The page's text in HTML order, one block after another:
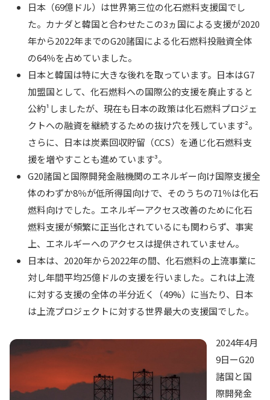
日本（69億ドル）は世界第三位の化石燃料支援国でし
た。カナダと韓国と合わせたこの3ヵ国による支援が2020
年から2022年までのG20諸国による化石燃料投融資全体
の64％を占めていました。
日本と韓国は特に大きな後れを取っています。日本はG7
加盟国として、化石燃料への国際公的支援を廃止すると
公約¹しましたが、現在も日本の政策は化石燃料プロジェ
クトへの融資を継続するための抜け穴を残しています²。
さらに、日本は炭素回収貯留（CCS）を通じ化石燃料支
援を増やすことも進めています³。
G20諸国と国際開発金融機関のエネルギー向け国際支援全
体のわずか8％が低所得国向けで、そのうちの71％は化石
燃料向けでした。エネルギーアクセス改善のために化石
燃料支援が頻繁に正当化されているにも関わらず、事実
上、エネルギーへのアクセスは提供されていません。
日本は、2020年から2022年の間、化石燃料の上流事業に
対し年間平均25億ドルの支援を行いました。これは上流
に対する支援の全体の半分近く（49%）に当たり、日本
は上流プロジェクトに対する世界最大の支援国でした。
2024年4月
9日ーG20
諸国と国
際開発金